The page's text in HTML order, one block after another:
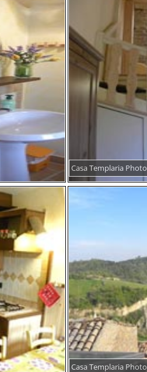
Casa Templaria Photo
Casa Templaria Photo